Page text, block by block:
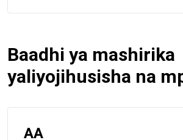
Baadhi ya mashirika
yaliyojihusisha na
AA